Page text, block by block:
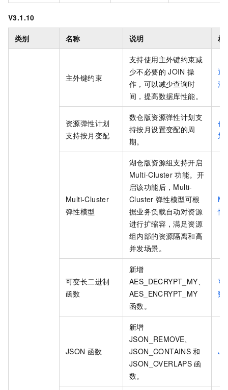
V3.1.10
类别 名称 说明 相
主外键约束
支持使用主外键约束减
少不必要的 JOIN 操
作，可以减少查询时
间，提高数据库性能。
通
消
资源弹性计划
支持按月变配
数仓版资源弹性计划支
持按月设置变配的周
期。
创
划
Multi-Cluster
弹性模型
湖仓版资源组支持开启
Multi-Cluster 功能。开
启该功能后，Multi-
Cluster 弹性模型可根
据业务负载自动对资源
进行扩缩容，满足资源
组内部的资源隔离和高
并发场景。
性
可变长二进制
函数
新增
AES_DECRYPT_MY、
AES_ENCRYPT_MY
函数。
可
数
JSON 函数
新增
JSON_REMOVE、
JSON_CONTAINS 和
JSON_OVERLAPS 函
数。